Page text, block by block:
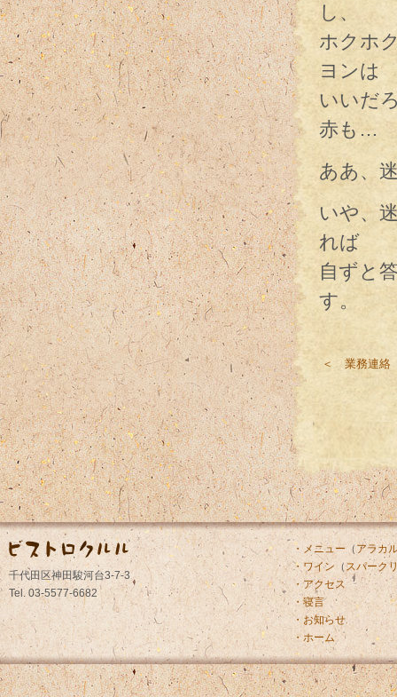
し、
ホクホ
ヨンは
いいだ
赤も…
ああ、
いや、
れば
自ずと
す。
＜ 業務連絡
千代田区神田駿河台3-7-3
Tel. 03-5577-6682
・メニュー（ アラカ
・ワイン （スパーク
・アクセス
・寝言
・お知らせ
・ホーム